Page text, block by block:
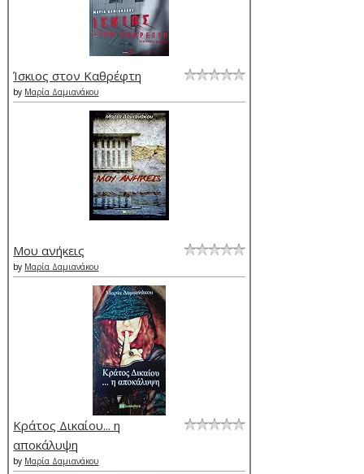
Ίσκιος στον Καθρέφτη
by Μαρία Δαμιανάκου
Μου ανήκεις
by Μαρία Δαμιανάκου
Κράτος Δικαίου... η
αποκάλυψη
by Μαρία Δαμιανάκου